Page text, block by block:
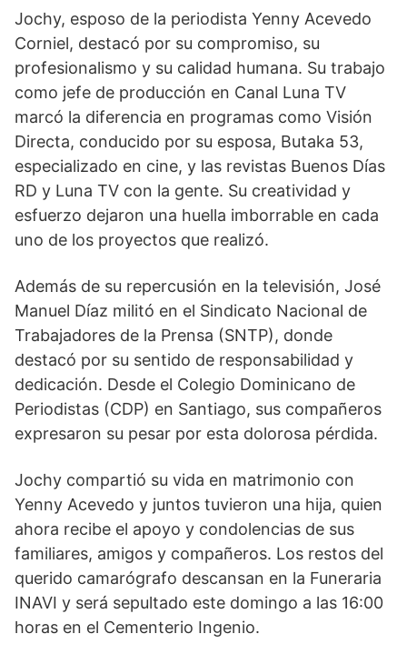
Jochy, esposo de la periodista Yenny Acevedo
Corniel, destacó por su compromiso, su
profesionalismo y su calidad humana. Su trabajo
como jefe de producción en Canal Luna TV
marcó la diferencia en programas como Visión
Directa, conducido por su esposa, Butaka 53,
especializado en cine, y las revistas Buenos Días
RD y Luna TV con la gente. Su creatividad y
esfuerzo dejaron una huella imborrable en cada
uno de los proyectos que realizó.
Además de su repercusión en la televisión, José
Manuel Díaz militó en el Sindicato Nacional de
Trabajadores de la Prensa (SNTP), donde
destacó por su sentido de responsabilidad y
dedicación. Desde el Colegio Dominicano de
Periodistas (CDP) en Santiago, sus compañeros
expresaron su pesar por esta dolorosa pérdida.
Jochy compartió su vida en matrimonio con
Yenny Acevedo y juntos tuvieron una hija, quien
ahora recibe el apoyo y condolencias de sus
familiares, amigos y compañeros. Los restos del
querido camarógrafo descansan en la Funeraria
INAVI y será sepultado este domingo a las 16:00
horas en el Cementerio Ingenio.